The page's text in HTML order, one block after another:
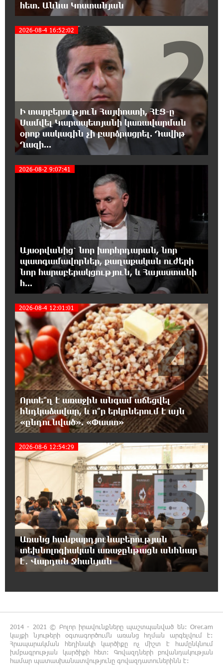
դատում են Ամենայն Հայոց Կաթողիկոսին.
Մարիաննա Ղահրամանյան
18:32:23 7-08-2026
«հակասաֆարովյան» օրենսդրական
նախաձեռնության վերաբերյալ
հիմանվորումներ․ Շիրազ Մանուկյան
Վեհափառ Հայրապետի շուրջ խայտառակ
զարգացումների, Գյուղացիներին
վերաբերող առաջնային հարցերի մասին՝
գյուղտեխնիկայից մինչև անվճար երթուղի. Անդրանիկ
Գևորգյան
18:25:05 7-08-2026
Թուրքական ապրանքանիշը դադարեցնում է
գործունեությունը Ռուսաստանում
18:08:44 7-08-2026
Դանակահարություն՝ Մասիսի
գազալցակայաններից մեկի մոտ.
կասկածյալը ձերբակալվել է
17:58:24 7-08-2026
Վեհափառ Հայրապետը աղոթք է հնչեցնում
ժողովրդի հետ
17:31:07 7-08-2026
Վեհափառի հանդեպ տիտանական
ապօրինություն կա, անասելի ցավ եմ զգում.
Վարդևանյան
17:30:48 7-08-2026
Արժանապատիվ դատավորը ինքնաբացարկ
հայտնեց և հրաժարվեց քննել գործն ու
17:07:39 7-08-2026
Նարեկ Կարապետյանը` Կաթողիկոսին
հեռացնել փորձելու մասին
16:57:42 7-08-2026
«ՀայաՔվեն» կանգնած է Հայ առաքելական
եկեղեցու պաշտպանության առաջնագծում.
մաս 3
16:50:26 7-08-2026
անել
«ՀայաՔվեն» կանգնած է Հայ առաքելական
եկեղեցու պաշտպանության առաջնագծում.
մաս 2
հետ. Աննա Կոստանյան
2026-08-4 16:52:02
Ի տարբերություն Հայփոստի, ՀԷՑ-ը
Սամվել Կարապետյանի կառավարման
օրոք սակագին չի բարձրացրել. Դավիթ
Ղազի...
2
2026-08-2 9:07:41
Այսօրվանից՝ նոր խորհրդարան, նոր
պատգամավորներ, քաղաքական ուժերի
նոր հարաբերակցություն, և Հայաստանի
հ...
3
2026-08-4 12:01:01
Որտե՞ղ է առաջին անգամ աճեցվել
հնդկաձավար, և ո՞ր երկրներում է այն
«ընդունված». «Փաստ»
4
2026-08-6 12:54:29
Առանց հանքարդյունաբերության
տեխնոլոգիական առաջընթացն անհնար
է․ Վարդան Ջհանյան
5
2014 - 2021 © Բոլոր իրավունքները պաշտպանված են: Orer.am
կայքի նյութերի օգտագործումն առանց հղման արգելվում է:
Հրապարակման հեղինակի կարծիքը ոչ միշտ է համընկնում
խմբագրության կարծիքի հետ: Գովազդների բովանդակության
համար պատասխանատվությունը գովազդատուներինն է: